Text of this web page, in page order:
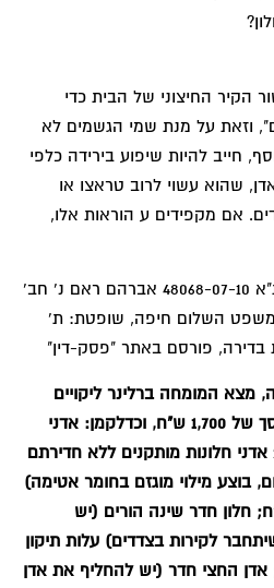
הקיר החיצוני של הבית כדי
וזאת על מנת שמי הגשמים לא
חייב להיות שיפוע בירידה כלפי
שהוא עשוי לרוב טראצו או
אם מקפידים ע הוראות אלו,
להלן ציטוט סעיף 26 מתוך ת"א 48068-07-10 אברהם ראם נ' חב'
משפט השלום חיפה, שופטת: ת'
בדירה, פורסם באתר "פסק-דין"
מצא המומחה ברלינר ליקויים
שאת עלות תיקונם העריך בסך של 1,700 ש"ח, וכדלקמן: אדני
חלונות בחדר שינה הורים (2 אדני חלונות מותקנים ללא חדירתם
בוצע מילוי מוגזם בחומר אטימה)
הליקוי – 700 ש"ח; חלון חדר שינה הורים (יש
לקירות בצדדים) עלות תיקון
– סך של 300 ש"ח; אדן החצי חדר (יש להחליף את אדן